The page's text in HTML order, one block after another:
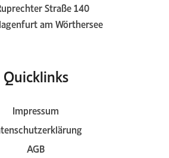
Straße 140
am Wörthersee
Quicklinks
Impressum
AGB